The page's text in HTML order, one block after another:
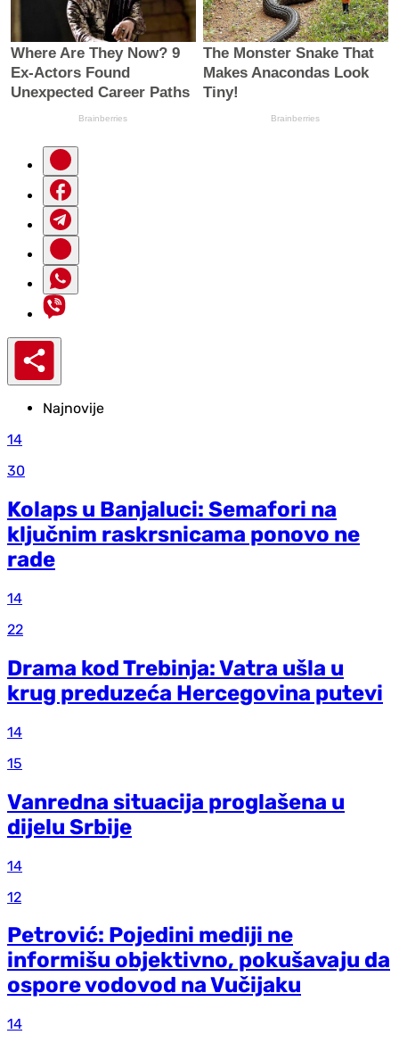
Najnovije
14
30
Kolaps u Banjaluci: Semafori na
ključnim raskrsnicama ponovo ne
rade
14
22
Drama kod Trebinja: Vatra ušla u
krug preduzeća Hercegovina putevi
14
15
Vanredna situacija proglašena u
dijelu Srbije
14
12
Petrović: Pojedini mediji ne
informišu objektivno, pokušavaju da
ospore vodovod na Vučijaku
14